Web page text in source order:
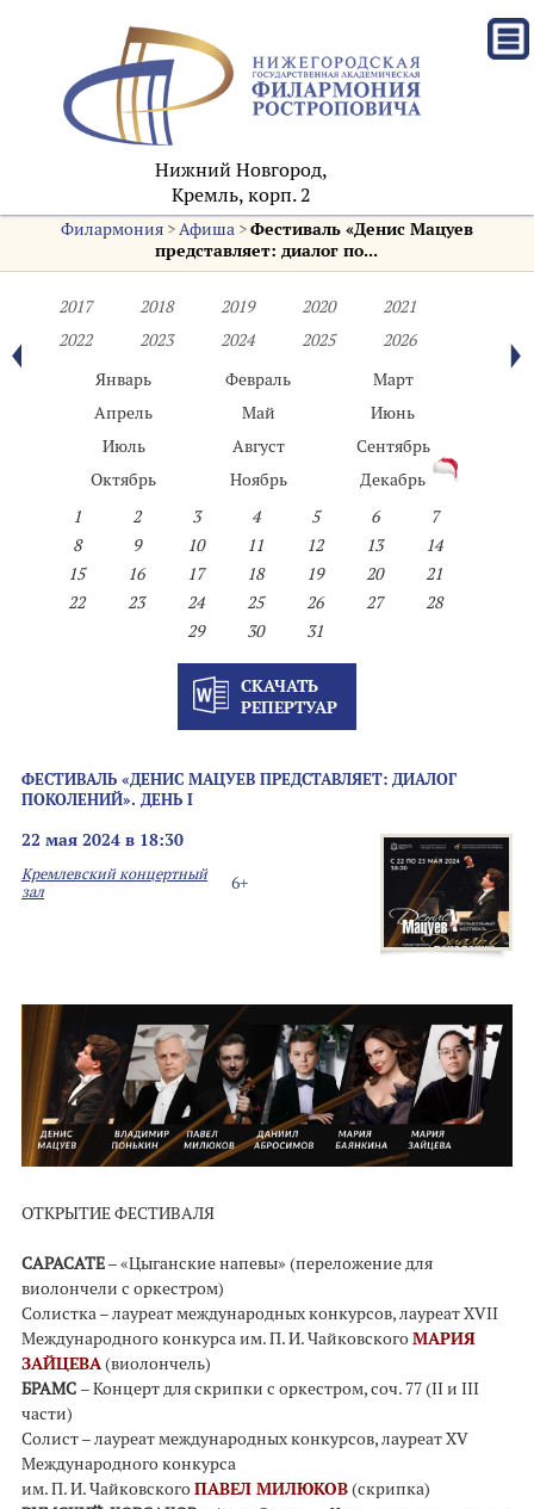
Нижний Новгород,
Кремль, корп. 2
Филармония>Афиша>Фестиваль «Денис Мацуев
представляет: диалог по...
2017 2018 2019 2020
2021
2022
2023 2024 2025
2026
Январь
Февраль
Март
Апрель
Май
Июнь
Июль
Август
Сентябрь
Октябрь
Ноябрь
Декабрь
1
2 3 4 5 6
7
8
9 10 11 12 13
14
15
16 17 18 19 20
21
22
23 24 25 26 27
28
29
30 31
СКАЧАТЬ
РЕПЕРТУАР
ФЕСТИВАЛЬ «ДЕНИС МАЦУЕВ ПРЕДСТАВЛЯЕТ: ДИАЛОГ
ПОКОЛЕНИЙ». ДЕНЬ I
22 мая 2024 в 18:30
6+
Кремлевский концертный
зал
ОТКРЫТИЕ ФЕСТИВАЛЯ
САРАСАТЕ– «Цыганские напевы» (переложение для
виолончели с оркестром)
Солистка – лауреат международных конкурсов, лауреат XVII
Международного конкурса им. П. И. ЧайковскогоМАРИЯ
ЗАЙЦЕВА(виолончель)
БРАМС – Концерт для скрипки с оркестром, соч. 77 (II и III
части)
Солист – лауреат международных конкурсов, лауреат XV
Международного конкурса
им. П. И. ЧайковскогоПАВЕЛ МИЛЮКОВ(скрипка)